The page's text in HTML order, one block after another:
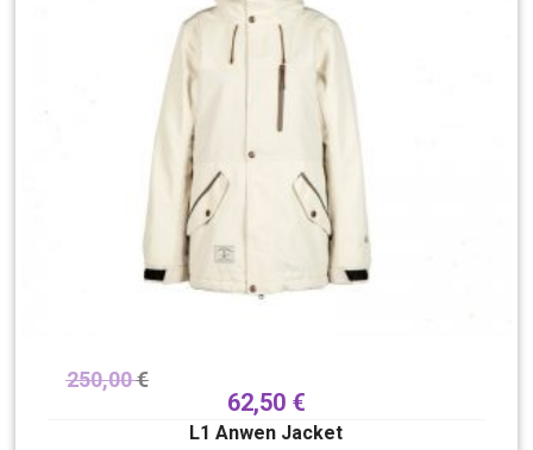
250,00€
62,50 €
L1 Anwen Jacket